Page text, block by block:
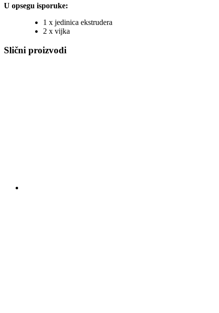
U opsegu isporuke:
1 x jedinica ekstrudera
2 x vijka
Slični proizvodi